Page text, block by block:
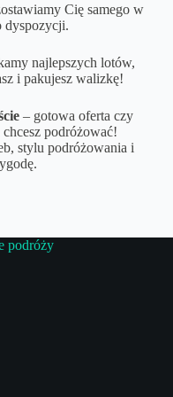
Cię samego w
dyspozycji.
najlepszych lotów,
i pakujesz walizkę!
– gotowa oferta czy
podróżować!
stylu podróżowania i
podróży